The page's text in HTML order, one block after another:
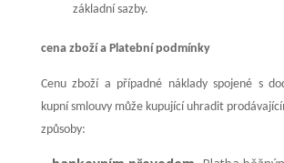
základní sazby.
cena zboží a Platební podmínky
Cenu zboží a případné náklady spojené s
kupní smlouvy může kupující uhradit
způsoby: